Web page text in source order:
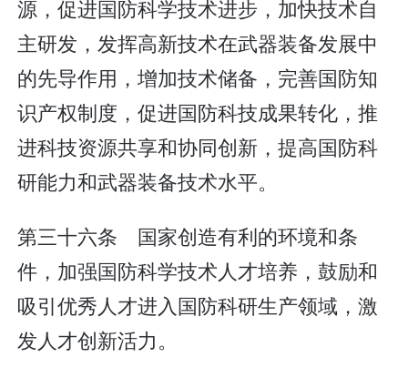
源，促进国防科学技术进步，加快技术自
主研发，发挥高新技术在武器装备发展中
的先导作用，增加技术储备，完善国防知
识产权制度，促进国防科技成果转化，推
进科技资源共享和协同创新，提高国防科
研能力和武器装备技术水平。
第三十六条 国家创造有利的环境和条
件，加强国防科学技术人才培养，鼓励和
吸引优秀人才进入国防科研生产领域，激
发人才创新活力。